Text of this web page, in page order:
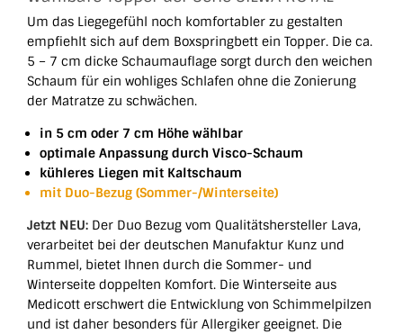
Um das Liegegefühl noch komfortabler zu gestalten
empfiehlt sich auf dem Boxspringbett ein Topper. Die ca.
5 – 7 cm dicke Schaumauflage sorgt durch den weichen
Schaum für ein wohliges Schlafen ohne die Zonierung
der Matratze zu schwächen.
in 5 cm oder 7 cm Höhe wählbar
optimale Anpassung durch Visco-Schaum
kühleres Liegen mit Kaltschaum
mit Duo-Bezug (Sommer-/Winterseite)
Jetzt NEU: Der Duo Bezug vom Qualitätshersteller Lava,
verarbeitet bei der deutschen Manufaktur Kunz und
Rummel, bietet Ihnen durch die Sommer- und
Winterseite doppelten Komfort. Die Winterseite aus
Medicott erschwert die Entwicklung von Schimmelpilzen
und ist daher besonders für Allergiker geeignet. Die